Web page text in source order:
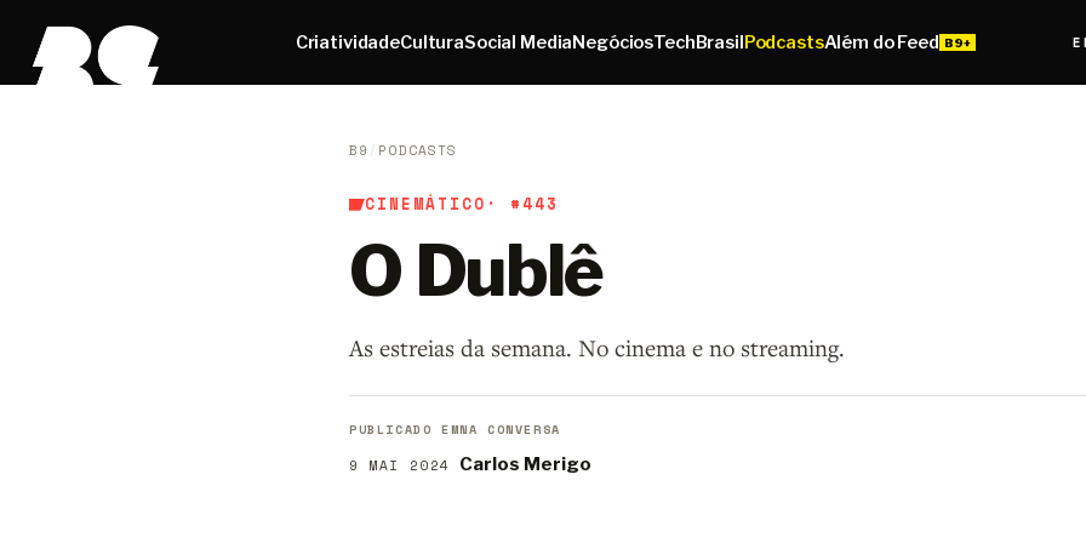
CriatividadeCulturaSocial MediaNegóciosTechBrasilPodcastsAlém do Feed
B9 / PODCASTS
CINEMÁTICO · #443
O Dublê
As estreias da semana. No cinema e no streaming.
PUBLICADO EM
9 MAI 2024
NA CONVERSA
Carlos Merigo